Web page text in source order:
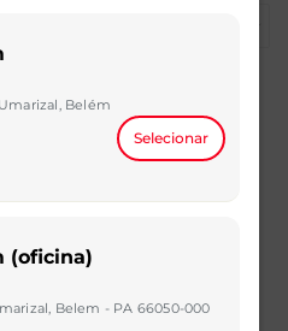
Belém
Selecionar
(oficina)
Belem - PA 66050-000